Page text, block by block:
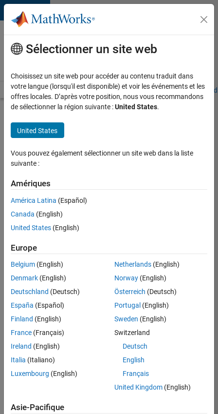
Passer au contenu
Votre
carrière
chez
Accueil Explorer nos opportunités Adresses de nos bureaux
d’autres
offres
Senior
Software
Quality
Engineer
maintenant
Poste:
36935-
Ingénierie
de
la
FR-
Sélectionner un site web
Choisissez un site web pour accéder au contenu traduit dans
votre langue (lorsqu'il est disponible) et voir les événements et les
offres locales. D’après votre position, nous vous recommandons
de sélectionner la région suivante :United States.
United States
Vous pouvez également sélectionner un site web dans la liste
suivante :
Amériques
América Latina (Español)
Canada (English)
United States (English)
Europe
Belgium (English)
Denmark (English)
Deutschland (Deutsch)
España (Español)
Finland (English)
France (Français)
Ireland (English)
Italia (Italiano)
Luxembourg (English)
Netherlands(English)
Norway(English)
Österreich (Deutsch)
Portugal (English)
Sweden (English)
Switzerland
Deutsch
English
Français
United Kingdom(English)
Asie-Pacifique